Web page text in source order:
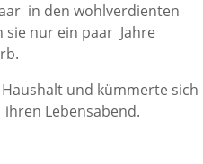
in den wohlverdienten
nur ein paar Jahre
und kümmerte sich
Lebensabend.